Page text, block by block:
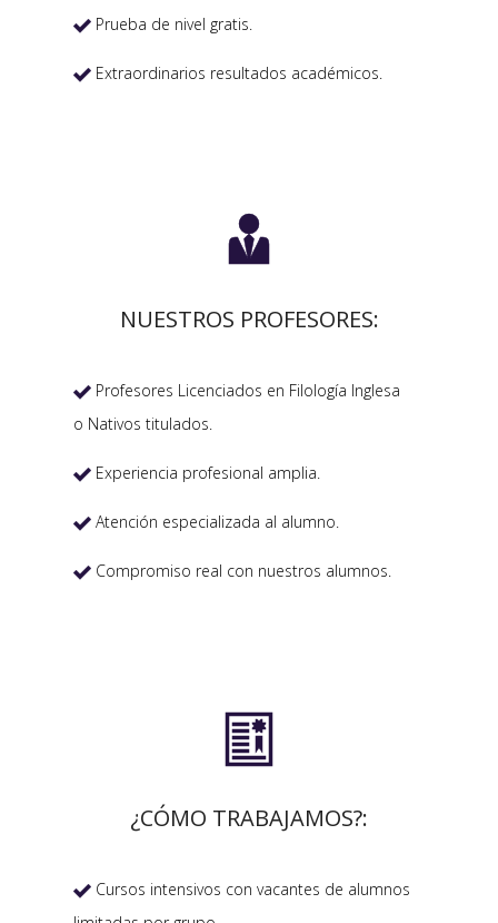
 Prueba de nivel gratis.
 Extraordinarios resultados académicos.

NUESTROS PROFESORES:
 Profesores Licenciados en Filología Inglesa
o Nativos titulados.
 Experiencia profesional amplia.
 Atención especializada al alumno.
 Compromiso real con nuestros alumnos.

¿CÓMO TRABAJAMOS?:
 Cursos intensivos con vacantes de alumnos